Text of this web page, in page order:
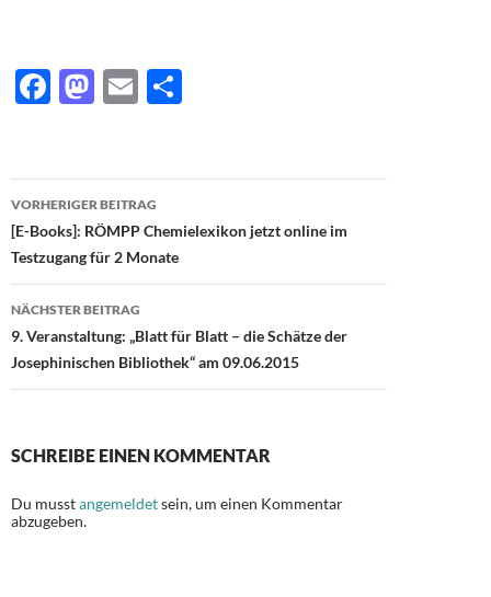
F
b
o
o
k
M
d
o
n
E
n
Beitragsnavigation
VORHERIGER BEITRAG
[E-Books]: RÖMPP Chemielexikon jetzt online im
Testzugang für 2 Monate
NÄCHSTER BEITRAG
9. Veranstaltung: „Blatt für Blatt – die Schätze der
Josephinischen Bibliothek“ am 09.06.2015
SCHREIBE EINEN KOMMENTAR
Du musstangemeldetsein, um einen Kommentar
abzugeben.